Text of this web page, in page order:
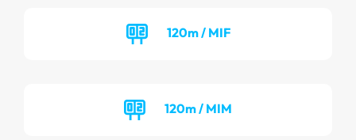
120m / MIF
120m / MIM